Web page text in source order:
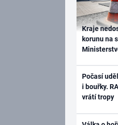
Kraje
korunu na
Počasí
i bouřky.
vrátí tropy